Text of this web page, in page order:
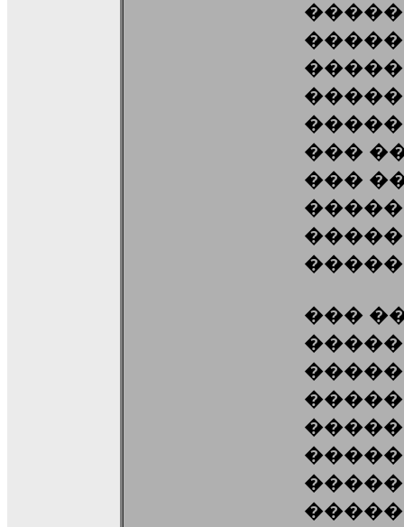
���
���
���
�����